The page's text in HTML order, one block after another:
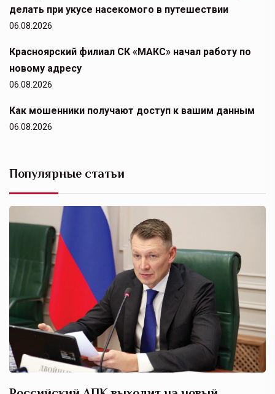
делать при укусе насекомого в путешествии
06.08.2026
Красноярский филиал СК «МАКС» начал работу по
новому адресу
06.08.2026
Как мошенники получают доступ к вашим данным
06.08.2026
Популярные статьи